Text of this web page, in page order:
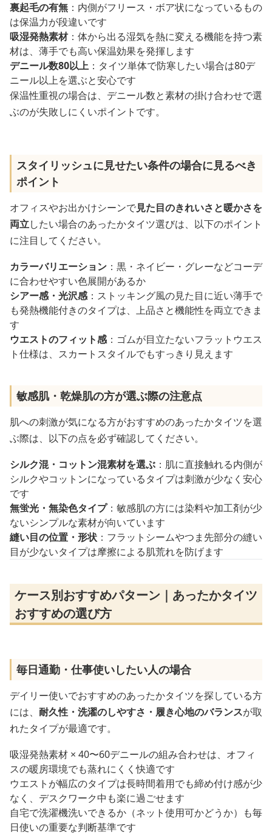
裏起毛の有無 ：内側がフリース・ボア状になっているもの
は保温力が段違いです
吸湿発熱素材：体から出る湿気を熱に変える機能を持つ素
材は、薄手でも高い保温効果を発揮します
デニール数80以上 ：タイツ単体で防寒したい場合は80デ
ニール以上を選ぶと安心です
保温性重視の場合は、デニール数と素材の掛け合わせで選
ぶのが失敗しにくいポイントです。
スタイリッシュに見せたい条件の場合に見るべき
ポイント
オフィスやお出かけシーンで見た目のきれいさと暖かさを
両立したい場合のあったかタイツ選びは、以下のポイント
に注目してください。
カラーバリエーション ：黒・ネイビー・グレーなどコーデ
に合わせやすい色展開があるか
シアー感・光沢感：ストッキング風の見た目に近い薄手で
も発熱機能付きのタイプは、上品さと機能性を両立できま
す
ウエストのフィット感：ゴムが目立たないフラットウエス
ト仕様は、スカートスタイルでもすっきり見えます
敏感肌・乾燥肌の方が選ぶ際の注意点
肌への刺激が気になる方がおすすめのあったかタイツを選
ぶ際は、以下の点を必ず確認してください。
シルク混・コットン混素材を選ぶ ：肌に直接触れる内側が
シルクやコットンになっているタイプは刺激が少なく安心
です
無蛍光・無染色タイプ：敏感肌の方には染料や加工剤が少
ないシンプルな素材が向いています
縫い目の位置・形状 ：フラットシームやつま先部分の縫い
目が少ないタイプは摩擦による肌荒れを防げます
ケース別おすすめパターン｜あったかタイツ
おすすめの選び方
毎日通勤・仕事使いしたい人の場合
デイリー使いでおすすめのあったかタイツを探している方
には、 耐久性・洗濯のしやすさ・履き心地のバランスが取
れたタイプが最適です。
吸湿発熱素材 × 40〜60デニールの組み合わせは、オフィ
スの暖房環境でも蒸れにくく快適です
ウエストが幅広のタイプは長時間着用でも締め付け感が少
なく、デスクワーク中も楽に過ごせます
自宅で洗濯機洗いできるか（ネット使用可かどうか）も毎
日使いの重要な判断基準です